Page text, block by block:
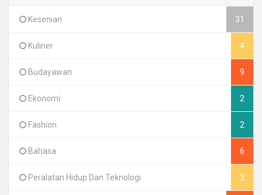
Kesenian 31
Kuliner 4
Budayawan 9
Ekonomi 2
Fashion 2
Bahasa 6
Peralatan Hidup Dan Teknologi 2